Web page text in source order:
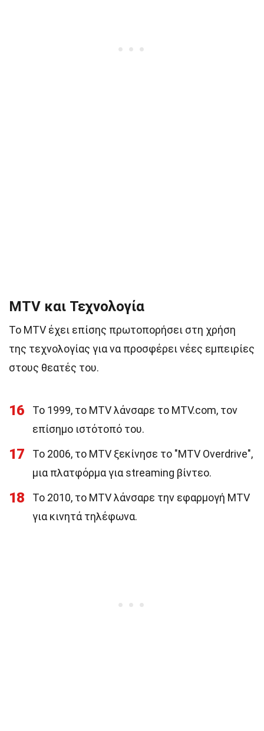
MTV και Τεχνολογία
Το MTV έχει επίσης πρωτοπορήσει στη χρήση
της τεχνολογίας για να προσφέρει νέες εμπειρίες
στους θεατές του.
16
Το 1999, το MTV λάνσαρε το MTV.com, τον
επίσημο ιστότοπό του.
17
Το 2006, το MTV ξεκίνησε το "MTV Overdrive",
μια πλατφόρμα για streaming βίντεο.
18
Το 2010, το MTV λάνσαρε την εφαρμογή MTV
για κινητά τηλέφωνα.